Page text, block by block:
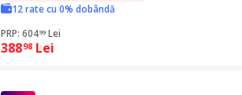
12 rate cu 0% dobândă
PRP: 60499 Lei
38898 Lei